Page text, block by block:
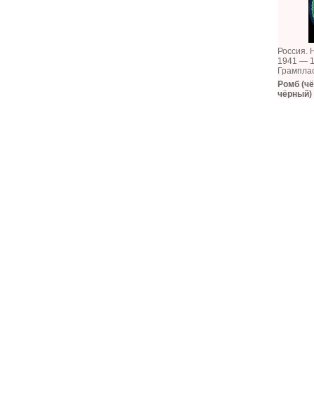
Россия.
1941 —
Ромб
чёрный)